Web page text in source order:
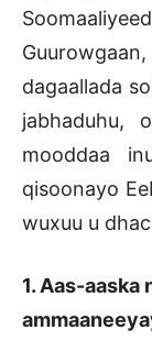
dagaallada
jabhaduhu,
mooddaa
qisoonayo
wuxuu u
1. Aas-aaska